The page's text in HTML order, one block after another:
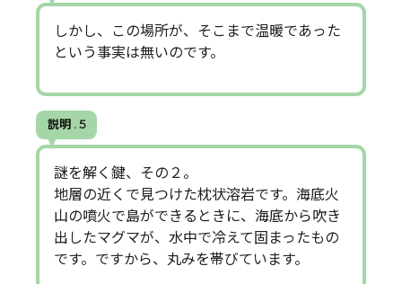
しかし、この場所が、そこまで温暖であった
という事実は無いのです。
説明 . 5
謎を解く鍵、その２。
地層の近くで見つけた枕状溶岩です。海底火
山の噴火で島ができるときに、海底から吹き
出したマグマが、水中で冷えて固まったもの
です。ですから、丸みを帯びています。